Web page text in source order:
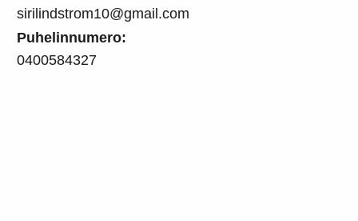
sirilindstrom10@gmail.com
Puhelinnumero:
0400584327